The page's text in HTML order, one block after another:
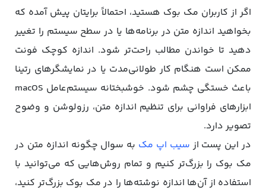
اگر از کاربران مک‌ بوک هستید، احتمالاً برایتان پیش آمده که
بخواهید اندازه متن در برنامه‌ها یا در سطح سیستم را تغییر
دهید تا خواندن مطالب راحت‌تر شود. اندازه کوچک فونت
ممکن است هنگام کار طولانی‌مدت یا در نمایشگرهای رتینا
باعث خستگی چشم شود. خوشبختانه سیستم‌عامل macOS
ابزارهای فراوانی برای تنظیم اندازه متن، رزولوشن و وضوح
تصویر دارد.
در این پست از سیب اپ مک به سوال چگونه اندازه متن‌ در
مک بوک را بزرگ‌تر کنیم و تمام روش‌هایی که می‌توانید با
استفاده از آن‌ها اندازه نوشته‌ها را در مک‌ بوک بزرگ‌تر کنید،